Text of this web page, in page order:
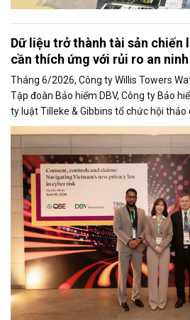
Dữ liệu trở thành tài sản chiến
cần thích ứng với rủi ro an
Tháng 6/2026, Công ty Willis Towers
Tập đoàn Bảo hiểm DBV, Công ty Bảo
ty luật Tilleke & Gibbins tổ chức hội
kiểm soát và Bồi thường trong quản trị